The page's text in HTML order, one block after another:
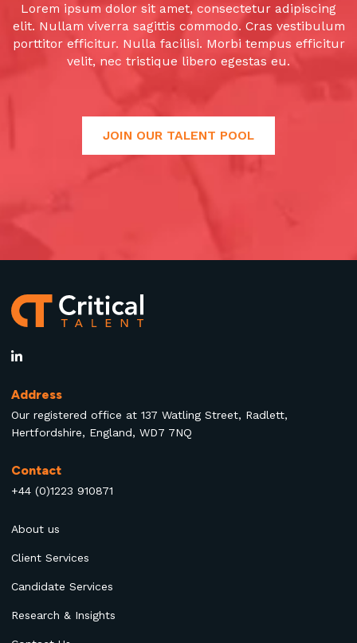
Lorem ipsum dolor sit amet, consectetur adipiscing
elit. Nullam viverra sagittis commodo. Cras vestibulum
porttitor efficitur. Nulla facilisi. Morbi tempus efficitur
velit, nec tristique libero egestas eu.
JOIN OUR TALENT POOL
Address
Our registered office at 137 Watling Street, Radlett,
Hertfordshire, England, WD7 7NQ
Contact
+44 (0)1223 910871
About us
Client Services
Candidate Services
Research & Insights